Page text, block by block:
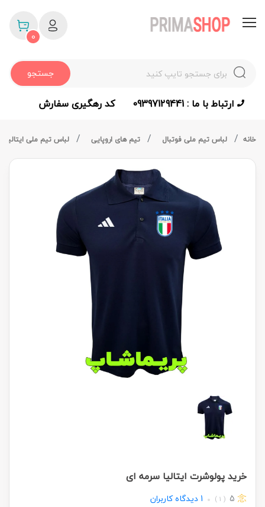
جستجو
0
ارتباط با ما : 09397129441 کد رهگیری سفارش
خانه لباس تیم ملی فوتبال تیم های اروپایی لباس تیم ملی ایتالیا
خرید پولوشرت ایتالیا سرمه ای
5
( 1 )
1 دیدگاه کاربران